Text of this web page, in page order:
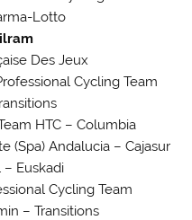
Lotto
Des Jeux
Cycling Team
HTC – Columbia
(Spa) Andalucia – Cajasur
– Euskadi
Cycling Team
– Transitions